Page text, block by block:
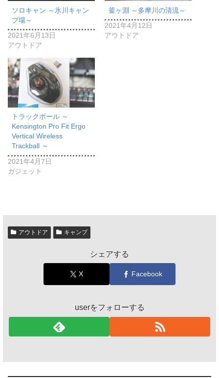
ソロキャン ～氷川キャン
プ場～
2021年6月13日
アウトドア
釜ヶ淵 ～多摩川の清流～
2021年4月12日
アウトドア
トラックボール ～
Kensington Pro Fit Ergo
Vertical Wireless
Trackball ～
2021年4月7日
ガジェット
アウトドア キャンプ
シェアする
X Facebook
userをフォローする